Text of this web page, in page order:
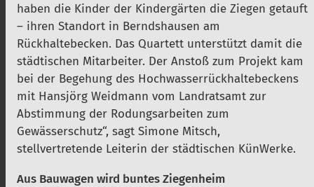
haben die Kinder der Kindergärten die Ziegen getauft
– ihren Standort in Berndshausen am
Rückhaltebecken. Das Quartett unterstützt damit die
städtischen Mitarbeiter. Der Anstoß zum Projekt kam
bei der Begehung des Hochwasserrückhaltebeckens
mit Hansjörg Weidmann vom Landratsamt zur
Abstimmung der Rodungsarbeiten zum
Gewässerschutz“, sagt Simone Mitsch,
stellvertretende Leiterin der städtischen KünWerke.
Aus Bauwagen wird buntes Ziegenheim